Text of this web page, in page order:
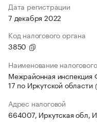
Дата регистрации
7 декабря 2022
Код налогового органа
3850
Наименование
Межрайонная
17 по Иркутской области
Адрес налоговой
664007, Иркутская обл,